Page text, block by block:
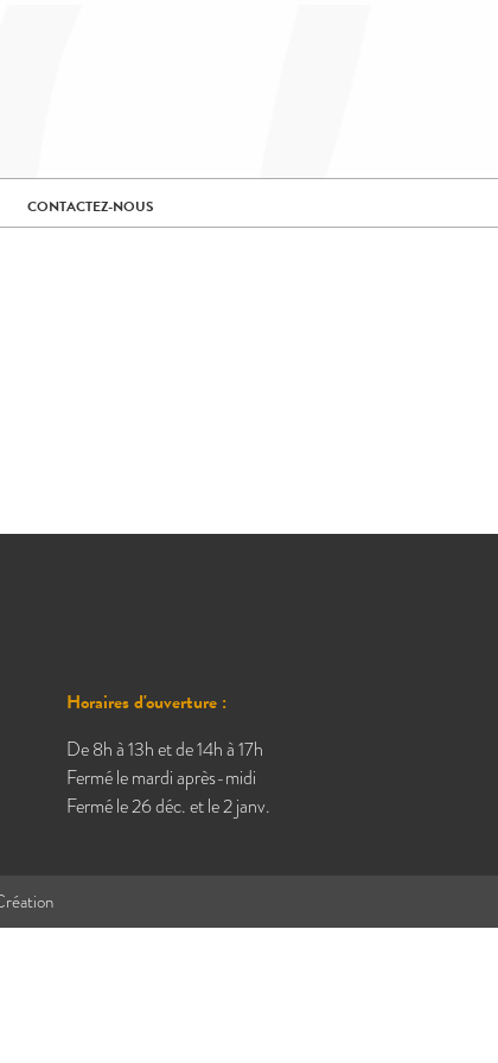
CONTACTEZ-NOUS
Horaires d'ouverture :
De 8h à 13h et de 14h à 17h
Fermé le mardi après-midi
Fermé le 26 déc. et le 2 janv.